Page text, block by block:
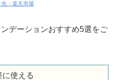
先：楽天市場
デーションおすすめ5選をご
使える